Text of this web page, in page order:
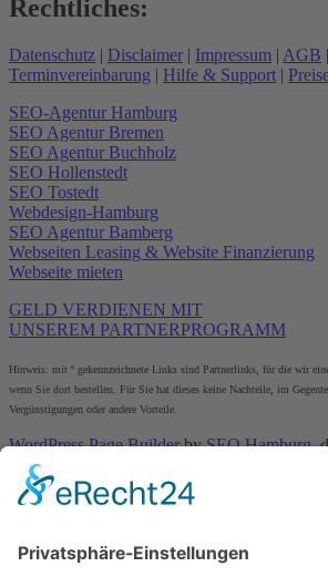
Rechtliches:
Datenschutz | Disclaimer | Impressum | AGB |
Terminvereinbarung | Hilfe & Support |
SEO-Agentur Hamburg
SEO Agentur Bremen
SEO Agentur Buchholz
SEO Hollenstedt
SEO Tostedt
Webdesign-Hamburg
SEO Agentur Bamberg
Webseiten Leasing & Website Finanzierung
Webseite mieten
GELD VERDIENEN MIT
UNSEREM PARTNERPROGRAMM
Hinweis: mit º gekennzeichnete Links sind Partnerlinks, für die wir
wenn Sie dort bestellen. Für Sie hat dieses keine Nachteile, im
Vergünstigungen oder andere Vorteile.
WordPress Page BuilderbySEO Hamburg,
Hamburg
© 2026SEO WP Themeby
Unser Büro in Hamburg: Hannenstieg 45a |
Telefon: 040 881 92 439